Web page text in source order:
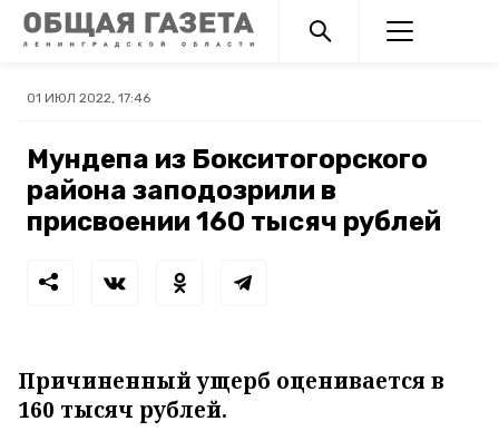
01 ИЮЛ 2022, 17:46
Мундепа из Бокситогорского
района заподозрили в
присвоении 160 тысяч рублей
Причиненный ущерб оценивается в
160 тысяч рублей.